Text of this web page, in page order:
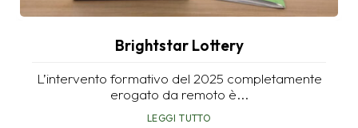
Brightstar Lottery
L’intervento formativo del 2025 completamente
erogato da remoto è...
LEGGI TUTTO